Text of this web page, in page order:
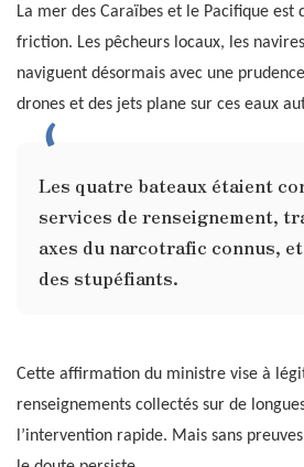
La mer des Caraïbes et le Pacifique est
friction. Les pêcheurs locaux, les
naviguent désormais avec une
drones et des jets plane sur ces eaux
Les quatre bateaux étaient
services de renseignement,
axes du narcotrafic connus,
des stupéfiants.
Cette affirmation du ministre vise à
renseignements collectés sur de
l’intervention rapide. Mais sans